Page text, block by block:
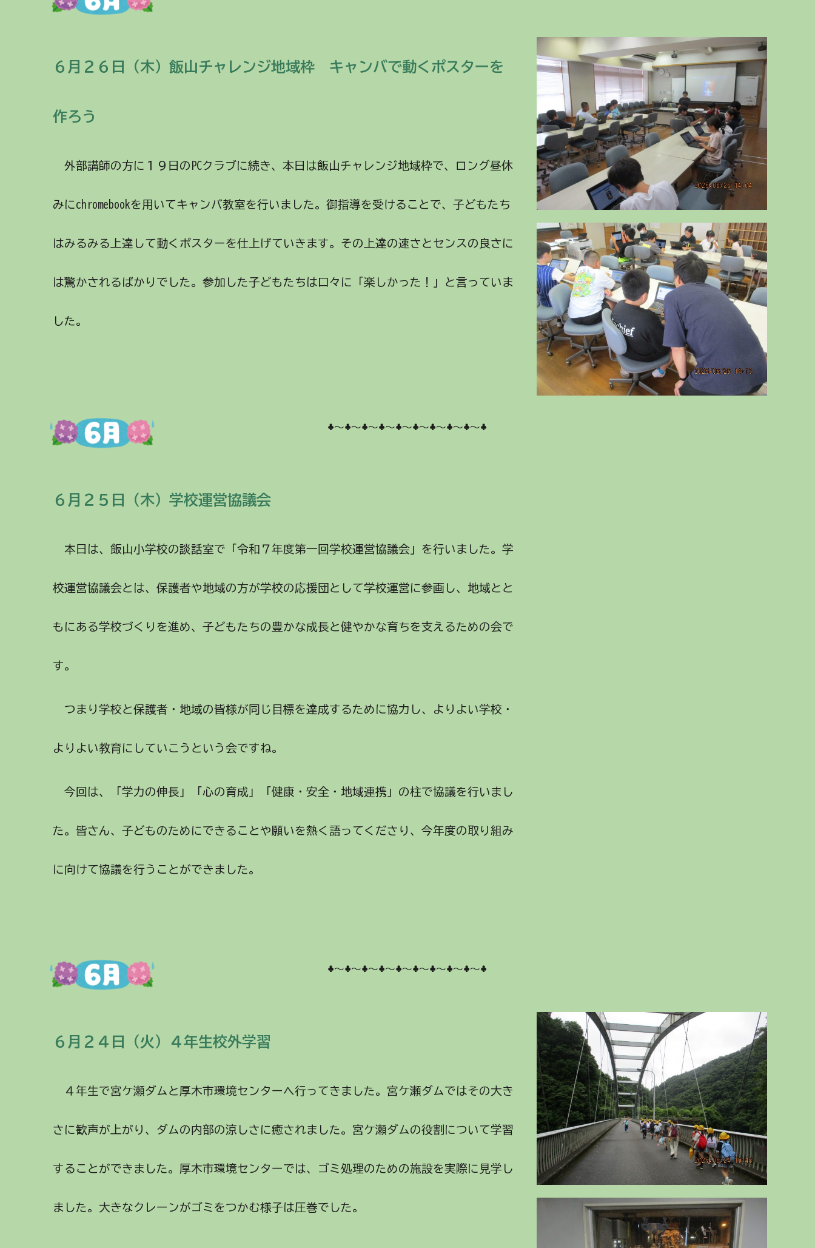
６月２ ６ 日（ 木）飯山チャレンジ地域枠 キャンバで動くポスターを
作ろう
外部講師の方に １９日のPCクラブに続き、本日は飯山チャレンジ地域枠で、ロング昼休
みにchromebookを用いてキャンバ教室を行いました。御指導を受けることで、子どもたち
はみるみる上達して動くポスターを仕上げていきます。その上達の速さとセンスの良さに
は驚かされるばかりでした。参加した子どもたちは口々に「楽しかった！」と言っていま
した。
♣～♣～♣～♣～♣～♣～♣～♣～♣～♣
６月２ ５ 日（ 木）学校運営協議会
本日は、飯山小学校の談話室で「令和７年度第一回学校運営協議会」を行いました。学
校運営協議会とは、保護者や地域の方が学校の応援団として学校運営に参画し、地域とと
もにある学校づくりを進め、子どもたちの豊かな成長と健やかな育ちを支えるための会で
す。
つまり学校と保護者・地域の皆様が同じ目標を達成するために協力し、よりよい学校・
よりよい教育にしていこうという会ですね。
今回は、「学力の伸長」「心の育成」「健康・安全・地域連携」の柱で協議を行いまし
た。皆さん、子どものためにできることや願いを熱く語ってくださり、今年度の取り組み
に向けて協議を行うことができました。
♣～♣～♣～♣～♣～♣～♣～♣～♣～♣
６月２４日（火）４年生校外学習
４年生で宮ケ瀬ダムと厚木市環境センターへ行ってきました。宮ケ瀬ダムではその大き
さに歓声が上がり、ダムの内部の涼しさに癒されました。宮ケ瀬ダムの役割について学習
することができました。厚木市環境センターでは、ゴミ処理のための施設を実際に見学し
ました。大きなクレーンがゴミをつかむ様子は圧巻でした。